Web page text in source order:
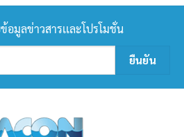
อมูลข่าวสารเเละโปรโมชั่น